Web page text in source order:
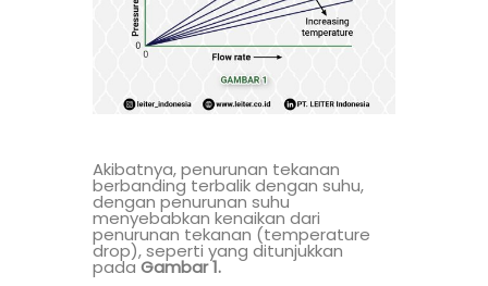
Akibatnya, penurunan tekanan
berbanding terbalik dengan suhu,
dengan penurunan suhu
menyebabkan kenaikan dari
penurunan tekanan (temperature
drop), seperti yang ditunjukkan
pada Gambar 1.